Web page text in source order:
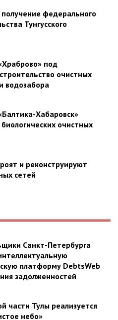
федерального
Тунгусского
под
очистных
водозабора
Хабаровск»
очистных
и реконструируют
сетей
Санкт-Петербурга
платформу DebtsWeb
задолженностей
части Тулы реализуется
небо»